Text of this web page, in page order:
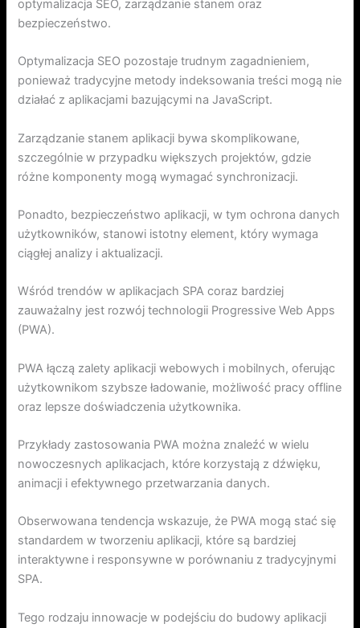
optymalizacja SEO, zarządzanie stanem oraz
bezpieczeństwo.
Optymalizacja SEO pozostaje trudnym zagadnieniem,
ponieważ tradycyjne metody indeksowania treści mogą nie
działać z aplikacjami bazującymi na JavaScript.
Zarządzanie stanem aplikacji bywa skomplikowane,
szczególnie w przypadku większych projektów, gdzie
różne komponenty mogą wymagać synchronizacji.
Ponadto, bezpieczeństwo aplikacji, w tym ochrona danych
użytkowników, stanowi istotny element, który wymaga
ciągłej analizy i aktualizacji.
Wśród trendów w aplikacjach SPA coraz bardziej
zauważalny jest rozwój technologii Progressive Web Apps
(PWA).
PWA łączą zalety aplikacji webowych i mobilnych, oferując
użytkownikom szybsze ładowanie, możliwość pracy offline
oraz lepsze doświadczenia użytkownika.
Przykłady zastosowania PWA można znaleźć w wielu
nowoczesnych aplikacjach, które korzystają z dźwięku,
animacji i efektywnego przetwarzania danych.
Obserwowana tendencja wskazuje, że PWA mogą stać się
standardem w tworzeniu aplikacji, które są bardziej
interaktywne i responsywne w porównaniu z tradycyjnymi
SPA.
Tego rodzaju innowacje w podejściu do budowy aplikacji